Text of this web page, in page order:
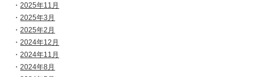
2025年11月
2025年3月
2025年2月
2024年12月
2024年11月
2024年8月